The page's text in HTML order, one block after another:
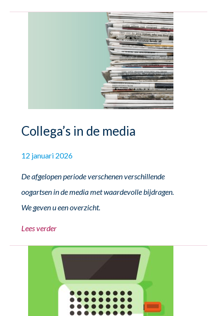
Collega’s in de media
12 januari 2026
De afgelopen periode verschenen verschillende
oogartsen in de media met waardevolle bijdragen.
We geven u een overzicht.
Lees verder